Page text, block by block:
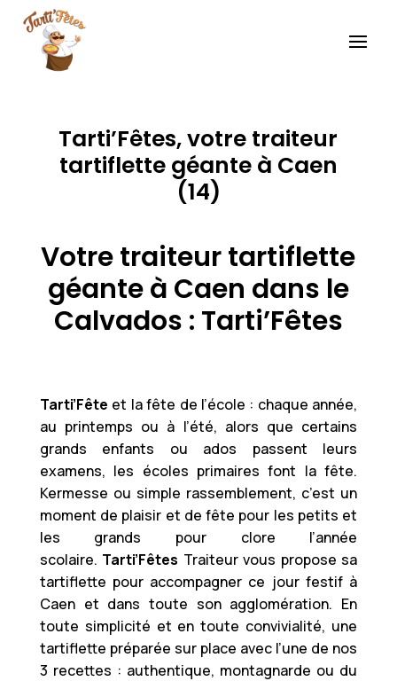
Tarti’Fêtes, votre traiteur
tartiflette géante à Caen
(14)
Votre traiteur tartiflette
géante à Caen dans le
Calvados : Tarti’Fêtes
Tarti’Fête et la fête de l’école : chaque année,
au printemps ou à l’été, alors que certains
grands enfants ou ados passent leurs
examens, les écoles primaires font la fête.
Kermesse ou simple rassemblement, c’est un
moment de plaisir et de fête pour les petits et
les grands pour clore l’année
scolaire. Tarti’Fêtes Traiteur vous propose sa
tartiflette pour accompagner ce jour festif à
Caen et dans toute son agglomération. En
toute simplicité et en toute convivialité, une
tartiflette préparée sur place avec l’une de nos
3 recettes : authentique, montagnarde ou du